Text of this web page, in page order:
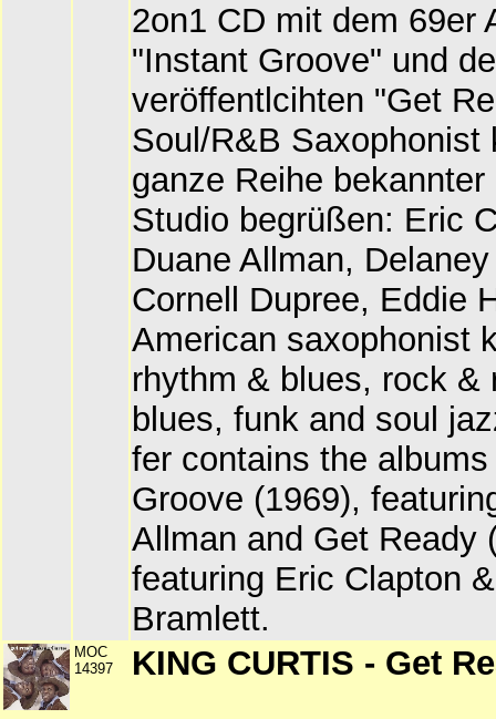
2on1 CD mit dem 69er
"Instant Groove" und
veröffentlcihten "Get
Soul/R&B Saxophonist
ganze Reihe
Studio begrüßen: Eric
Duane Allman,
Cornell Dupree, Eddie
American saxophonist
rhythm & blues, rock &
blues, funk and soul
fer contains the
Groove (1969),
Allman and Get Ready
featuring Eric Clapton
Bramlett.
MOC
14397
KING CURTIS - Get